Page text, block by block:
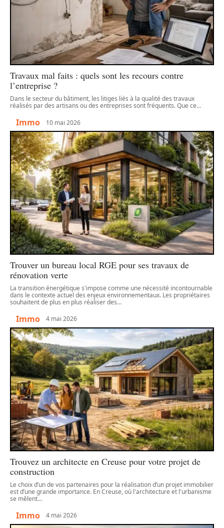
Travaux mal faits : quels sont les recours contre
l’entreprise ?
Dans le secteur du bâtiment, les litiges liés à la qualité des travaux
réalisés par des artisans ou des entreprises sont fréquents. Que ce…
Immo 10 mai 2026
Trouver un bureau local RGE pour ses travaux de
rénovation verte
La transition énergétique s'impose comme une nécessité incontournable
dans le contexte actuel des enjeux environnementaux. Les propriétaires
souhaitent de plus en plus réaliser des…
Immo 4 mai 2026
Trouvez un architecte en Creuse pour votre projet de
construction
Le choix d’un de vos partenaires pour la réalisation d’un projet immobilier
est d’une grande importance. En Creuse, où l'architecture et l'urbanisme
se mêlent…
Immo 4 mai 2026